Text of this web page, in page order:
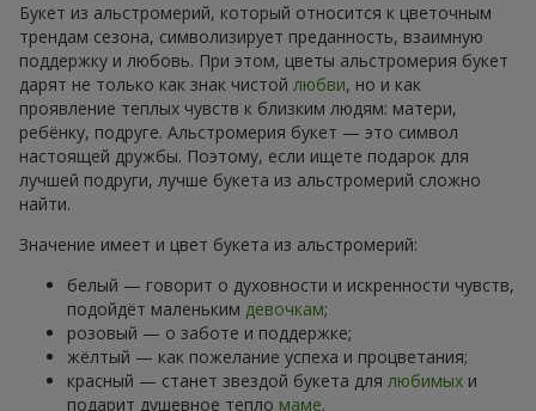
Букет из альстромерий, который относится к цветочным
трендам сезона, символизирует преданность, взаимную
поддержку и любовь. При этом, цветы альстромерия букет
дарят не только как знак чистой любви, но и как
проявление теплых чувств к близким людям: матери,
ребёнку, подруге. Альстромерия букет — это символ
настоящей дружбы. Поэтому, если ищете подарок для
лучшей подруги, лучше букета из альстромерий сложно
найти.
Значение имеет и цвет букета из альстромерий:
белый — говорит о духовности и искренности чувств,
подойдёт маленьким девочкам;
розовый — о заботе и поддержке;
жёлтый — как пожелание успеха и процветания;
красный — станет звездой букета для любимых и
подарит душевное тепло маме.